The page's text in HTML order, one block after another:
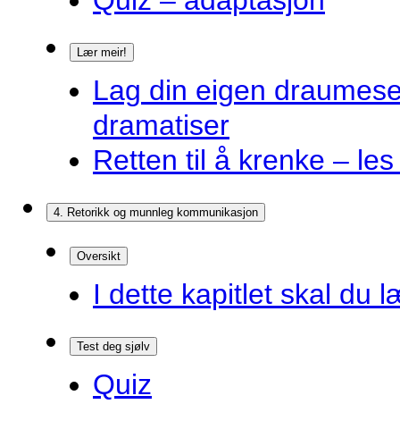
Lær meir!
Lag din eigen
dramatiser
Retten til å krenke –
4. Retorikk og munnleg kommunikasjon
Oversikt
I dette kapitlet skal du
Test deg sjølv
Quiz